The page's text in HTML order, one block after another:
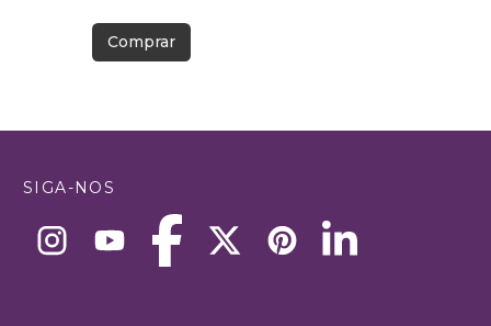
Comprar
SIGA-NOS